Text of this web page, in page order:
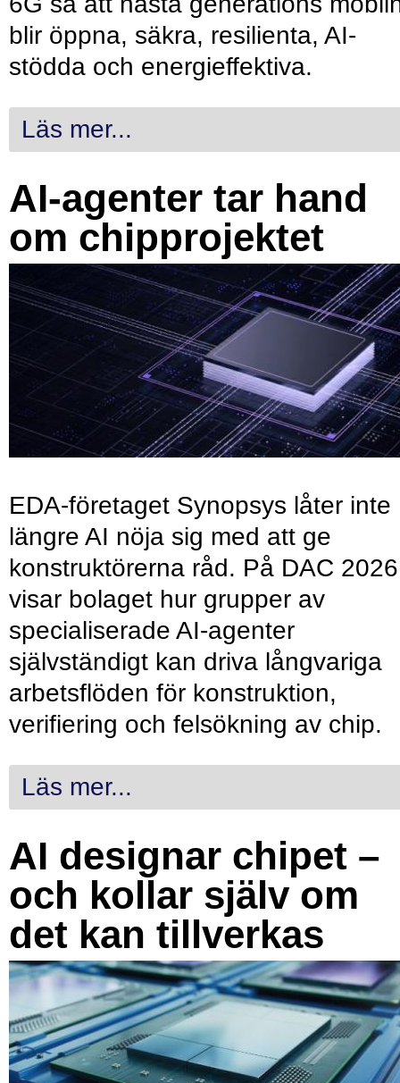
blir öppna, säkra, resilienta, AI-
stödda och energieffektiva.
Läs mer...
AI-agenter tar hand
om chipprojektet
EDA-företaget Synopsys låter inte
längre AI nöja sig med att ge
konstruktörerna råd. På DAC 2026
visar bolaget hur grupper av
specialiserade AI-agenter
självständigt kan driva långvariga
arbetsflöden för konstruktion,
verifiering och felsökning av chip.
Läs mer...
AI designar chipet –
och kollar själv om
det kan tillverkas